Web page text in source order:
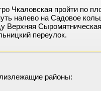
Чкаловская пройти по
налево на Садовое
Верхняя
переулок.
районы: